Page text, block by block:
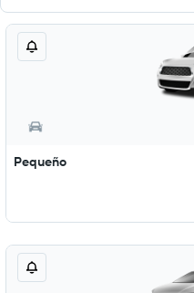
Pequeño